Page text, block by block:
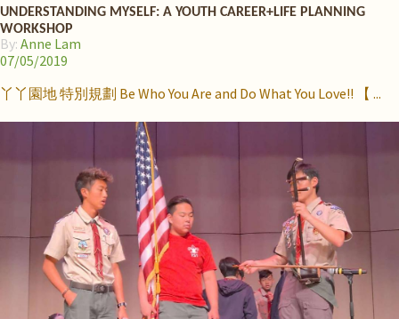
UNDERSTANDING MYSELF: A YOUTH CAREER+LIFE PLANNING
WORKSHOP
By: Anne Lam
07/05/2019
丫丫園地 特別規劃 Be Who You Are and Do What You Love!! 【